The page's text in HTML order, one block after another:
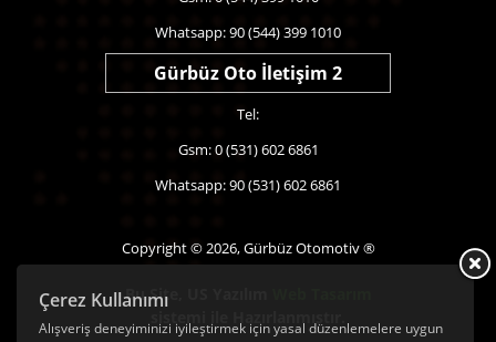
Çerez Kullanımı
Alışveriş deneyiminizi iyileştirmek için yasal düzenlemelere uygun
Whatsapp: 90 (544) 399 1010
Gürbüz Oto İletişim 2
Tel:
Gsm: 0 (531) 602 6861
Whatsapp: 90 (531) 602 6861
Copyright © 2026, Gürbüz Otomotiv ®
Bu Site,